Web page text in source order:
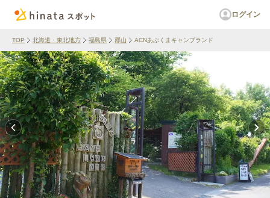
ログイン
TOP 北海道・東北地方 福島県 郡山 ACNあぶくまキャンプランド